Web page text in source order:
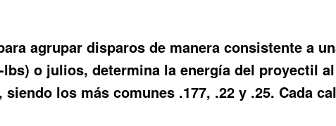
agrupar disparos de manera consistente a
o julios, determina la energía del proyectil
los más comunes .177, .22 y .25. Cada